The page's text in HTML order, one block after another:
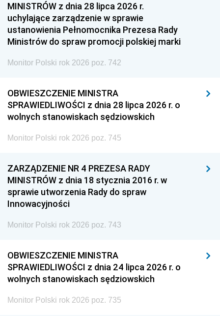
MINISTRÓW z dnia 28 lipca 2026 r.
uchylające zarządzenie w sprawie
ustanowienia Pełnomocnika Prezesa Rady
Ministrów do spraw promocji polskiej marki
Monitor Polski rok 2026 poz. 742
OBWIESZCZENIE MINISTRA
SPRAWIEDLIWOŚCI z dnia 28 lipca 2026 r. o
wolnych stanowiskach sędziowskich
Monitor Polski rok 2026 poz. 745
ZARZĄDZENIE NR 4 PREZESA RADY
MINISTRÓW z dnia 18 stycznia 2016 r. w
sprawie utworzenia Rady do spraw
Innowacyjności
Monitor Polski rok 2026 poz. 743
OBWIESZCZENIE MINISTRA
SPRAWIEDLIWOŚCI z dnia 24 lipca 2026 r. o
wolnych stanowiskach sędziowskich
Monitor Polski rok 2026 poz. 735